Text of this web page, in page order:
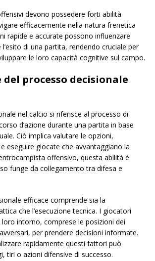
devono possedere forti abilità
efficacemente nella natura frenetica
rapide e accurate possono influenzare
di una partita, rendendo cruciale per
le loro capacità cognitive sul campo.
processo decisionale
nel calcio si riferisce al processo di
d’azione durante una partita in base
Ciò implica valutare le opzioni,
eseguire giocate che avvantaggiano la
offensivo, questa abilità è
funge da collegamento tra difesa e
efficace comprende sia la
che l’esecuzione tecnica. I giocatori
intorno, comprese le posizioni dei
per prendere decisioni informate.
rapidamente questi fattori può
tiri o azioni difensive di successo.